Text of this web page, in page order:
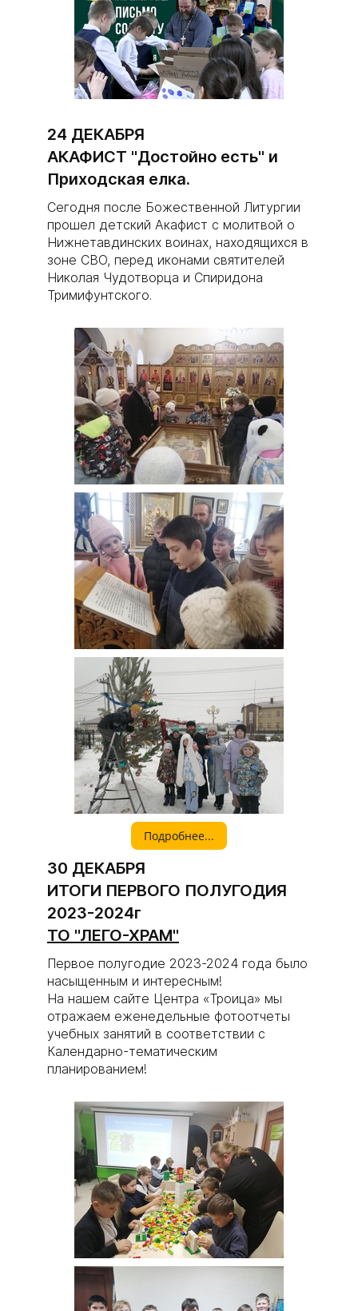
24 ДЕКАБРЯ
АКАФИСТ "Достойно есть" и
Приходская елка.
Сегодня после Божественной Литургии
прошел детский Акафист с молитвой о
Нижнетавдинских воинах, находящихся в
зоне СВО, перед иконами святителей
Николая Чудотворца и Спиридона
Тримифунтского.
Подробнее...
30 ДЕКАБРЯ
ИТОГИ ПЕРВОГО ПОЛУГОДИЯ
2023-2024г
ТО "ЛЕГО-ХРАМ"
Первое полугодие 2023-2024 года было
насыщенным и интересным!
На нашем сайте Центра «Троица» мы
отражаем еженедельные фотоотчеты
учебных занятий в соответствии с
Календарно-тематическим
планированием! ​